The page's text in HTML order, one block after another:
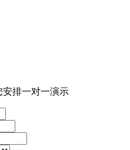
安排一对一演示